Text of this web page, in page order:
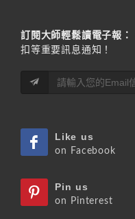
訂閱大師輕鬆讀電子報：
扣等重要訊息通知！
Like us
on Facebook
Pin us
on Pinterest